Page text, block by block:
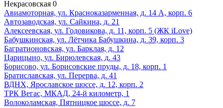
Некрасовская 0
Авиамоторная, ул. Красноказарменная, д. 14 А, корп. 6
Автозаводская, ул. Сайкина, д. 21
Алексеевская, ул. Годовикова, д. 11, корп. 5 (ЖК iLove)
Бабушкинская, ул. Лётчика Бабушкина, д. 39, корп. 3
Багратионовская, ул. Барклая, д. 12
Царицыно, ул. Бирюлевская, д. 43
Борисово, ул. Борисовские пруды, д. 18, корп. 1
Братиславская, ул. Перерва, д. 41
ВДНХ, Ярославское шоссе, д. 12, корп. 2
ТРК Вегас, МКАД, 24-й километр, 1
Волоколамская, Пятницкое шоссе, д. 7